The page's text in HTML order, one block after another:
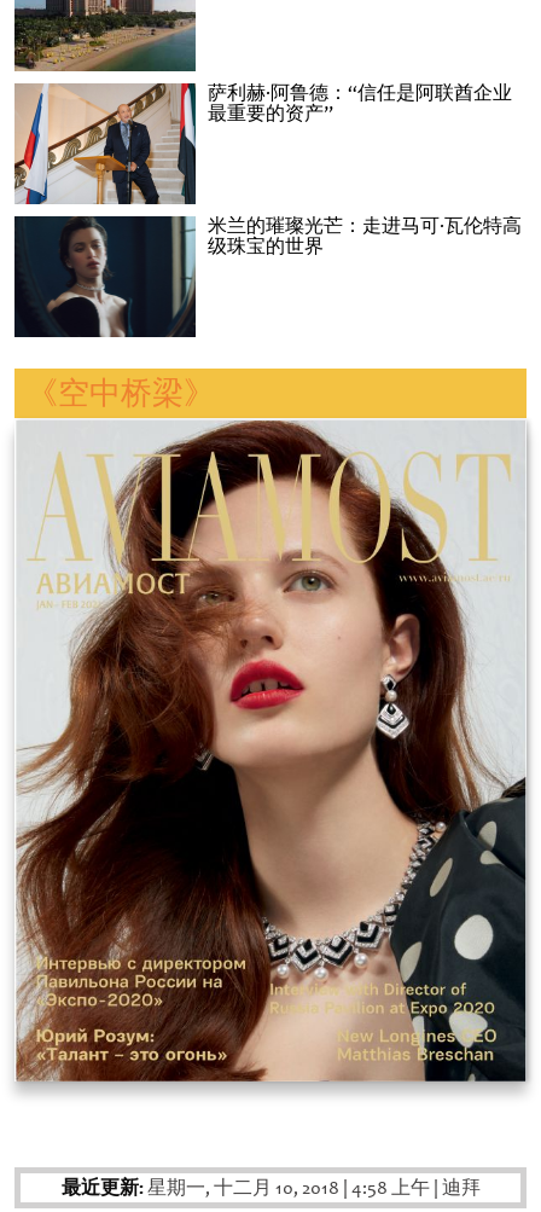
萨利赫·阿鲁德：“信任是阿联酋企业
最重要的资产”
米兰的璀璨光芒：走进马可·瓦伦特高
级珠宝的世界
《空中桥梁》
最近更新:星期一, 十二月 10, 2018 4:58 上午 迪拜